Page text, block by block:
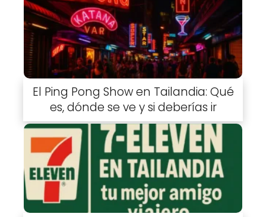
El Ping Pong Show en Tailandia: Qué
es, dónde se ve y si deberías ir